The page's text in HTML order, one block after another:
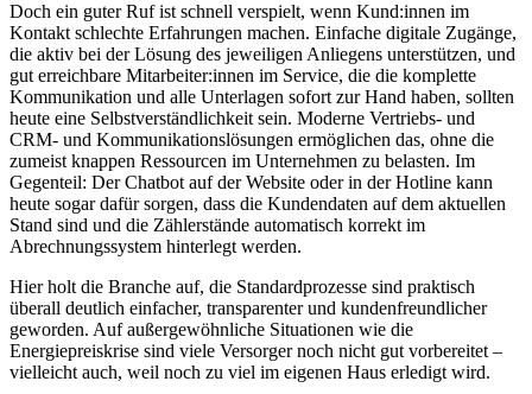
Doch ein guter Ruf ist schnell verspielt, wenn Kund:innen im
Kontakt schlechte Erfahrungen machen. Einfache digitale Zugänge,
die aktiv bei der Lösung des jeweiligen Anliegens unterstützen, und
gut erreichbare Mitarbeiter:innen im Service, die die komplette
Kommunikation und alle Unterlagen sofort zur Hand haben, sollten
heute eine Selbstverständlichkeit sein. Moderne Vertriebs- und
CRM- und Kommunikationslösungen ermöglichen das, ohne die
zumeist knappen Ressourcen im Unternehmen zu belasten. Im
Gegenteil: Der Chatbot auf der Website oder in der Hotline kann
heute sogar dafür sorgen, dass die Kundendaten auf dem aktuellen
Stand sind und die Zählerstände automatisch korrekt im
Abrechnungssystem hinterlegt werden.
Hier holt die Branche auf, die Standardprozesse sind praktisch
überall deutlich einfacher, transparenter und kundenfreundlicher
geworden. Auf außergewöhnliche Situationen wie die
Energiepreiskrise sind viele Versorger noch nicht gut vorbereitet –
vielleicht auch, weil noch zu viel im eigenen Haus erledigt wird.